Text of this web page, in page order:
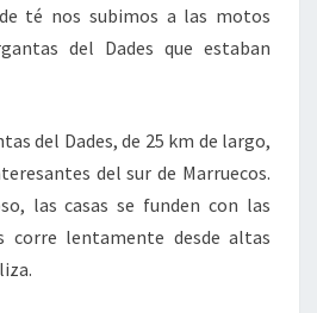
té nos subimos a las motos
del Dades que estaban
del Dades, de 25 km de largo,
del sur de Marruecos.
las casas se funden con las
corre lentamente desde altas